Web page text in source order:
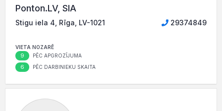
Ponton.LV, SIA
Stigu iela 4, Rīga, LV-1021 29374849
VIETA NOZARĒ
9 PĒC APGROZĪJUMA
6 PĒC DARBINIEKU SKAITA